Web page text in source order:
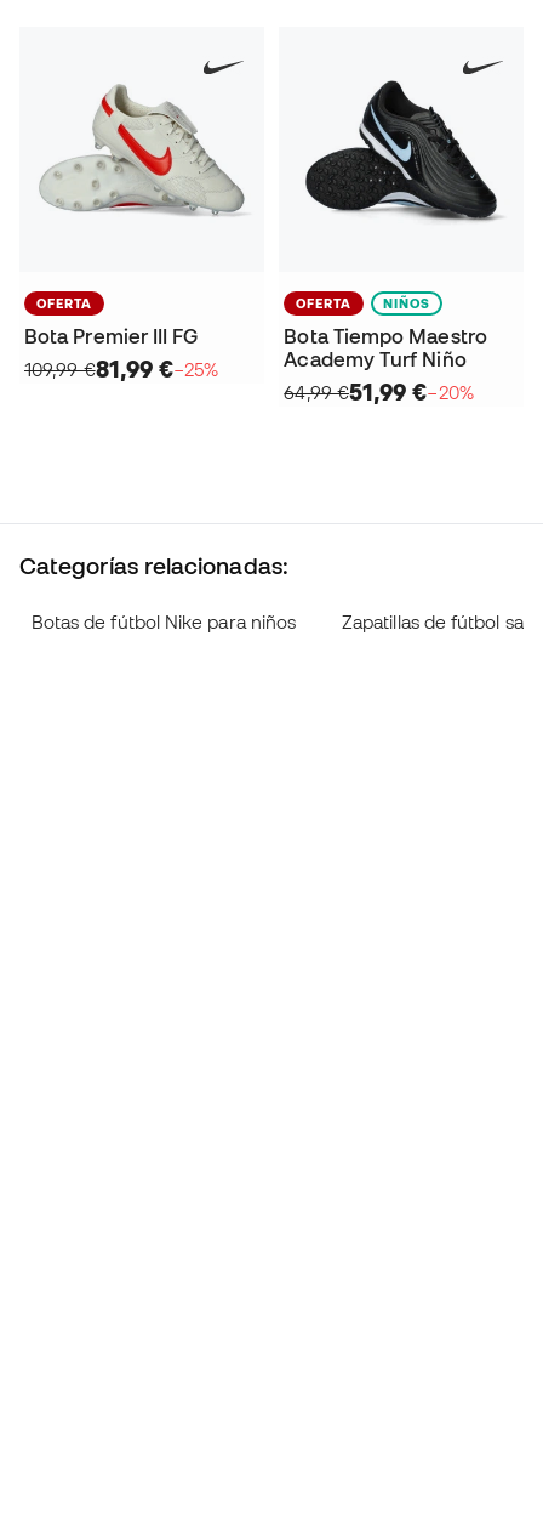
OFERTA
Bota Premier III FG
109,99 €81,99 €−25%
OFERTA NIÑOS
Bota Tiempo Maestro
Academy Turf Niño
64,99 €51,99 €−20%
Categorías relacionadas:
Botas de fútbol Nike para niños Zapatillas de fútbol sala